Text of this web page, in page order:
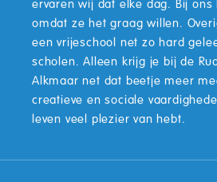
omdat ze het graag willen.
een vrijeschool net zo hard
scholen. Alleen krijg je bij de
Alkmaar net dat beetje meer
creatieve en sociale
leven veel plezier van hebt.